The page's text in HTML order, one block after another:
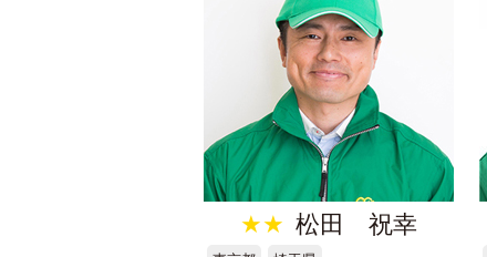
★★ 松田 祝幸